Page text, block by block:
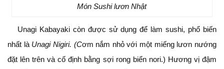
Món Sushi lươn Nhật
Unagi Kabayaki còn được sử dụng để làm sushi, phổ biến
nhất là Unagi Nigiri. (Cơm nắm nhỏ với một miếng lươn nướng
đặt lên trên và cố định bằng sợi rong biển nori.) Hương vị đậm